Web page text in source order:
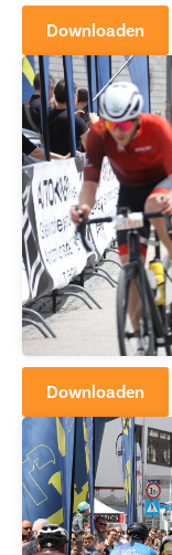
Downloaden
Downloaden